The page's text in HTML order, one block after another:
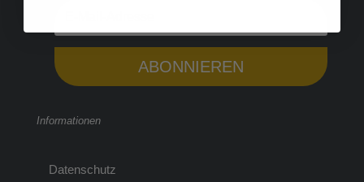
ABONNIEREN
Informationen
Datenschutz